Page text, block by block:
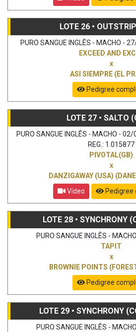
LOTE 26 •
PURO SANGUE INGLÊS - MACHO -
EXCEED AND
x
ASI SIEMPRE (EL
Pedigree
LOTE 27 • SALTO
PURO SANGUE INGLÊS - MACHO -
REG.: 1.015877
PIVOTAL(GB)
x
DANZIGAWAY (USA)
Vídeo
Pedigree
LOTE 28 • SYNCHRONY
PURO SANGUE INGLÊS -
TAPIT
x
BROWNIE POINTS
Pedigree
LOTE 29 • SYNCHRONY
PURO SANGUE INGLÊS -